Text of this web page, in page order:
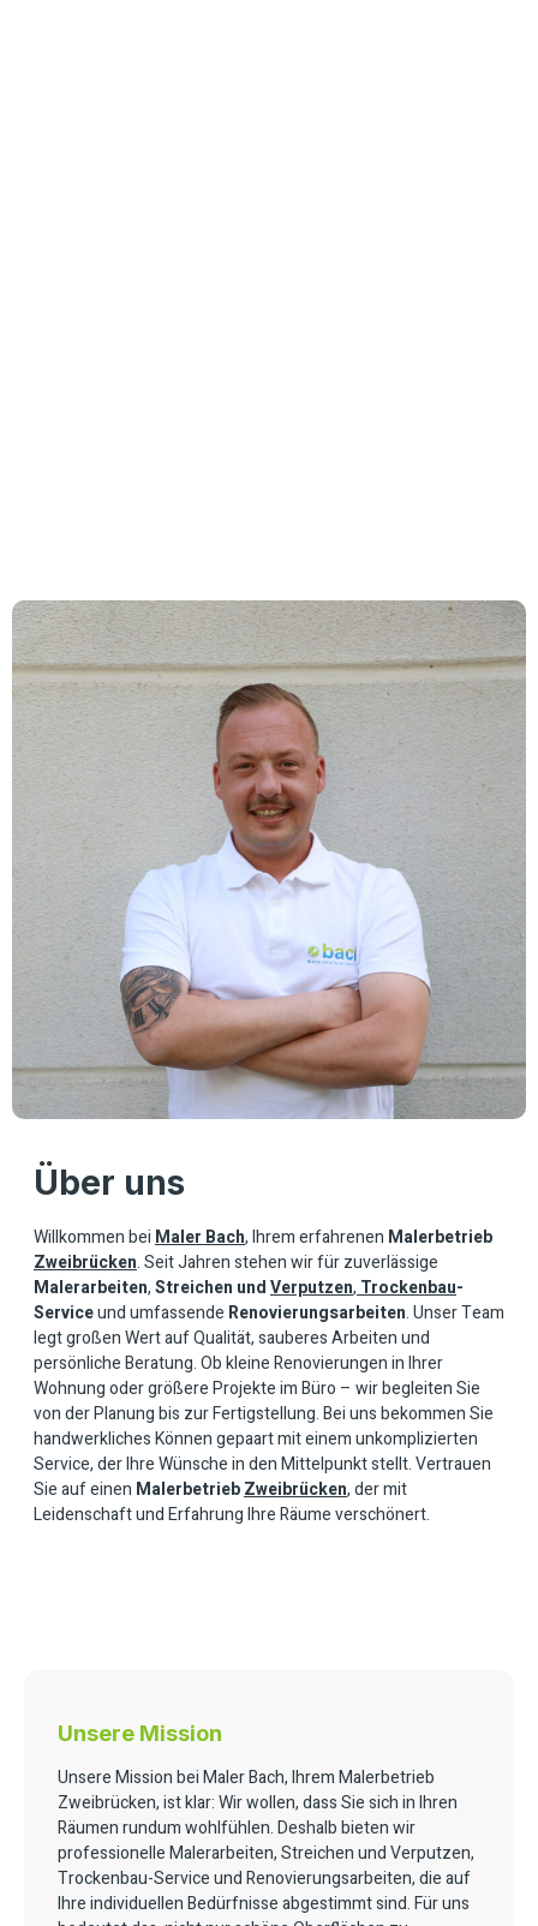
Über uns
Willkommen bei Maler Bach, Ihrem erfahrenen Malerbetrieb
Zweibrücken. Seit Jahren stehen wir für zuverlässige
Malerarbeiten,Streichen undVerputzen, Trockenbau-
Serviceund umfassende Renovierungsarbeiten. Unser Team
legt großen Wert auf Qualität, sauberes Arbeiten und
persönliche Beratung. Ob kleine Renovierungen in Ihrer
Wohnung oder größere Projekte im Büro – wir begleiten Sie
von der Planung bis zur Fertigstellung. Bei uns bekommen Sie
handwerkliches Können gepaart mit einem unkomplizierten
Service, der Ihre Wünsche in den Mittelpunkt stellt. Vertrauen
Sie auf einen MalerbetriebZweibrücken, der mit
Leidenschaft und Erfahrung Ihre Räume verschönert.
Unsere Mission
Unsere Mission bei Maler Bach, Ihrem Malerbetrieb
Zweibrücken, ist klar: Wir wollen, dass Sie sich in Ihren
Räumen rundum wohlfühlen. Deshalb bieten wir
professionelle Malerarbeiten, Streichen und Verputzen,
Trockenbau-Service und Renovierungsarbeiten, die auf
Ihre individuellen Bedürfnisse abgestimmt sind. Für uns